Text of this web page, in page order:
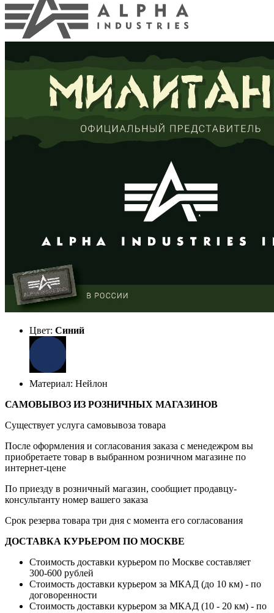
Цвет: Синий
Материал: Нейлон
САМОВЫВОЗ ИЗ РОЗНИЧНЫХ МАГАЗИНОВ
Существует услуга самовывоза товара
После оформления и согласования заказа с менедежром вы
приобретаете товар в выбранном розничном магазине по
интернет-цене
По приезду в розничный магазин, сообщиет продавцу-
консультанту номер вашего заказа
Срок резерва товара три дня с момента его согласования
ДОСТАВКА КУРЬЕРОМ ПО МОСКВЕ
Стоимость доставки курьером по Москве составляет
300-600 рублей
Стоимость доставки курьером за МКАД (до 10 км) - по
договоренности
Стоимость доставки курьером за МКАД (10 - 20 км) - по